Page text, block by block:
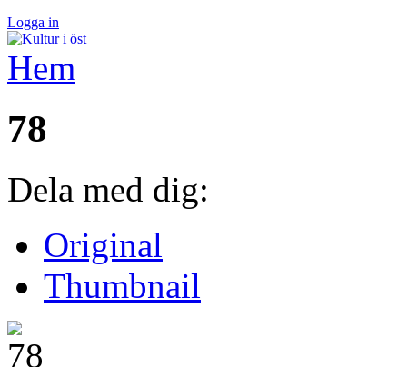
Logga in
Hem
78
Dela med dig:
Original
Thumbnail